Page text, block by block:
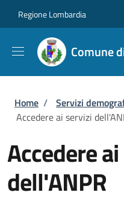
Regione Lombardia
Comune
Briciole di
Home / Servizi
Accedere ai servizi
Accedere
dell'ANPR